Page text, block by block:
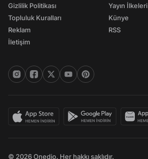
Gizlilik Politikası
Topluluk Kuralları
Reklam
İletişim
Yayın İlkeleri
Künye
RSS
© 2026 Onedio. Her hakkı saklıdır.